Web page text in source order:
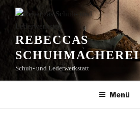
Zum
Inhalt
springen
REBECCAS
SCHUHMACHEREI
Schuh- und Lederwerkstatt
Menü